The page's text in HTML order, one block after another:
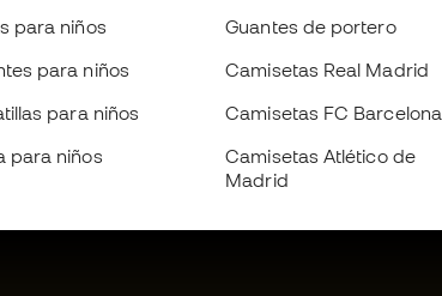
para niños
para niños
para niños
para niños
Guantes de portero
Camisetas Real Madrid
Camisetas FC Barcelona
Camisetas Atlético de
Madrid